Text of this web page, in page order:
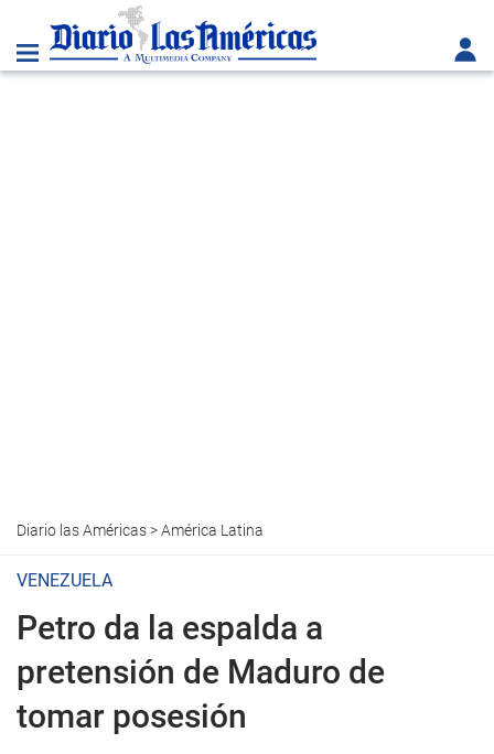
Diario las Américas>América Latina
VENEZUELA
Petro da la espalda a
pretensión de Maduro de
tomar posesión